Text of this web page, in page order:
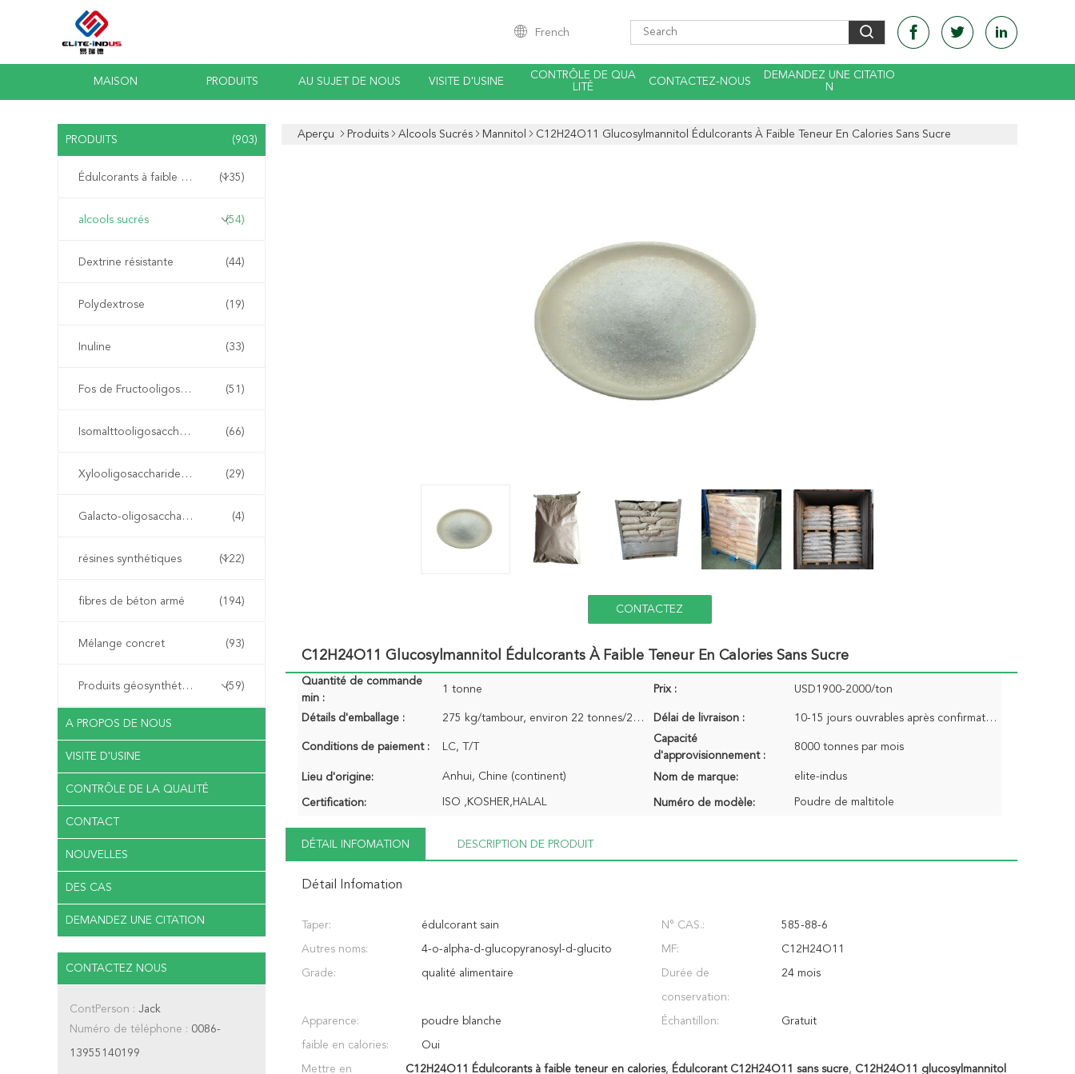
French
MAISON PRODUITS AU SUJET DE NOUS VISITE D'USINE
CONTRÔLE DE QUA
LITÉ
CONTACTEZ-NOUS
DEMANDEZ UNE CITATIO
N
PRODUITS (903)
Édulcorants à faible teneur en calories (135)
alcools sucrés (54)
Dextrine résistante (44)
Polydextrose (19)
Inuline (33)
Fos de Fructooligosaccharide (51)
Isomalttooligosaccharide OMI (66)
Xylooligosaccharide XOS (29)
Galacto-oligosaccharide GOS (4)
résines synthétiques (122)
fibres de béton armé (194)
Mélange concret (93)
Produits géosynthétiques (59)
A PROPOS DE NOUS
VISITE D'USINE
CONTRÔLE DE LA QUALITÉ
CONTACT
NOUVELLES
DES CAS
DEMANDEZ UNE CITATION
CONTACTEZ NOUS
ContPerson : Jack
Numéro de téléphone : 0086-
13955140199
Aperçu Produits Alcools Sucrés Mannitol C12H24O11 Glucosylmannitol Édulcorants À Faible Teneur En Calories Sans Sucre
CONTACTEZ
C12H24O11 Glucosylmannitol Édulcorants À Faible Teneur En Calories Sans Sucre
Quantité de commande
min :
1 tonne Prix : USD1900-2000/ton
Détails d'emballage : 275 kg/tambour, environ 22 tonnes/20&#39;gp Délai de livraison : 10-15 jours ouvrables après confirmation de la commande
Conditions de paiement : LC, T/T
Capacité
d'approvisionnement :
8000 tonnes par mois
Lieu d'origine: Anhui, Chine (continent) Nom de marque: elite-indus
Certification: ISO ,KOSHER,HALAL Numéro de modèle: Poudre de maltitole
DÉTAIL INFOMATION DESCRIPTION DE PRODUIT
Détail Infomation
Taper: édulcorant sain N° CAS.: 585-88-6
Autres noms: 4-o-alpha-d-glucopyranosyl-d-glucito MF: C12H24O11
Grade: qualité alimentaire Durée de
conservation:
24 mois
Apparence: poudre blanche Échantillon: Gratuit
faible en calories: Oui
Mettre en C12H24O11 Édulcorants à faible teneur en calories, Édulcorant C12H24O11 sans sucre, C12H24O11 glucosylmannitol